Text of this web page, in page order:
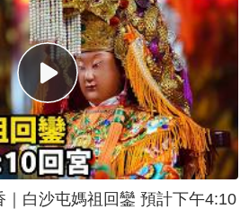
媽祖回鑾 預計下午4:10